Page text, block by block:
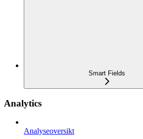
Smart Fields
Analytics
Analyseoversikt